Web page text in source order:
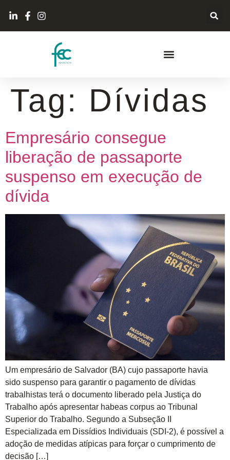
Tag: Dívidas
Empresário consegue
liberação de passaporte
suspenso em execução de
dívida
Um empresário de Salvador (BA) cujo passaporte havia
sido suspenso para garantir o pagamento de dívidas
trabalhistas terá o documento liberado pela Justiça do
Trabalho após apresentar habeas corpus ao Tribunal
Superior do Trabalho. Segundo a Subseção II
Especializada em Dissídios Individuais (SDI-2), é possível a
adoção de medidas atípicas para forçar o cumprimento de
decisão […]